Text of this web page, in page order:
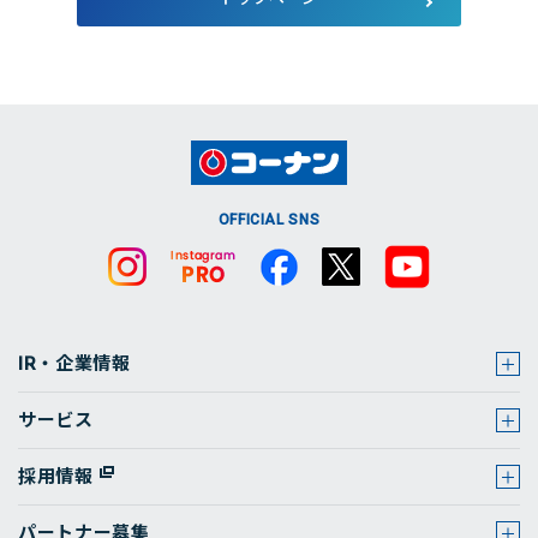
OFFICIAL SNS
IR・企業情報
サービス
採用情報
パートナー募集